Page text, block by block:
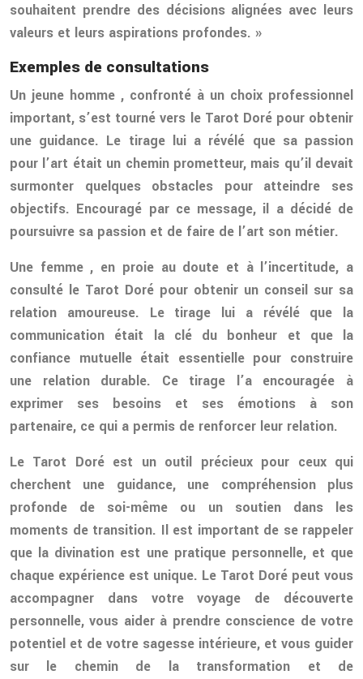
souhaitent prendre des décisions alignées avec leurs
valeurs et leurs aspirations profondes. »
Exemples de consultations
Un jeune homme , confronté à un choix professionnel
important, s’est tourné vers le Tarot Doré pour obtenir
une guidance. Le tirage lui a révélé que sa passion
pour l’art était un chemin prometteur, mais qu’il devait
surmonter quelques obstacles pour atteindre ses
objectifs. Encouragé par ce message, il a décidé de
poursuivre sa passion et de faire de l’art son métier.
Une femme , en proie au doute et à l’incertitude, a
consulté le Tarot Doré pour obtenir un conseil sur sa
relation amoureuse. Le tirage lui a révélé que la
communication était la clé du bonheur et que la
confiance mutuelle était essentielle pour construire
une relation durable. Ce tirage l’a encouragée à
exprimer ses besoins et ses émotions à son
partenaire, ce qui a permis de renforcer leur relation.
Le Tarot Doré est un outil précieux pour ceux qui
cherchent une guidance, une compréhension plus
profonde de soi-même ou un soutien dans les
moments de transition. Il est important de se rappeler
que la divination est une pratique personnelle, et que
chaque expérience est unique. Le Tarot Doré peut vous
accompagner dans votre voyage de découverte
personnelle, vous aider à prendre conscience de votre
potentiel et de votre sagesse intérieure, et vous guider
sur le chemin de la transformation et de